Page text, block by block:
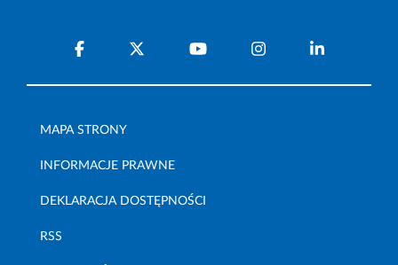
MAPA STRONY
INFORMACJE PRAWNE
DEKLARACJA DOSTĘPNOŚCI
RSS